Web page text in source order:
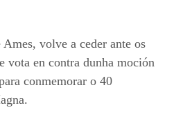
volve a ceder ante os
vota en contra dunha moción
conmemorar o 40